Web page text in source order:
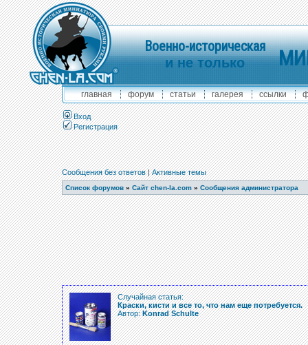
Военно-историческая
и не только
главная форум статьи галерея ссылки
Вход
Регистрация
Сообщения без ответов|Активные темы
Список форумов » Сайт chen-la.com » Сообщения администратора
Случайная статья:
Краски, кисти и все то, что нам еще потребуется.
Автор:Konrad Schulte